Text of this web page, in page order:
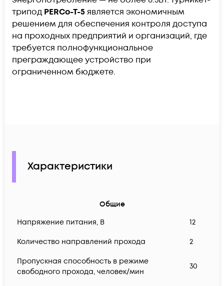
трипод PERCo-T-5 является экономичным
решением для обеспечения контроля доступа
на проходных предприятий и организаций, где
требуется полнофункциональное
преграждающее устройство при
ограниченном бюджете.
Характеристики
Общие
Напряжение питания, В
12
Количество направлений прохода 2
Пропускная способность в режиме
свободного прохода, человек/мин
30